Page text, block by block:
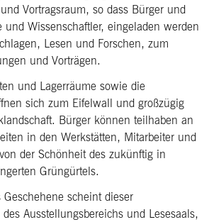
Vortragsraum, so dass Bürger und
und Wissenschaftler, eingeladen werden
Lesen und Forschen, zum
und Vorträgen.
und Lagerräume sowie die
sich zum Eifelwall und großzügig
Bürger können teilhaben an
in den Werkstätten, Mitarbeiter und
der Schönheit des zukünftig in
Grüngürtels.
scheint dieser
Ausstellungsbereichs und Lesesaals,